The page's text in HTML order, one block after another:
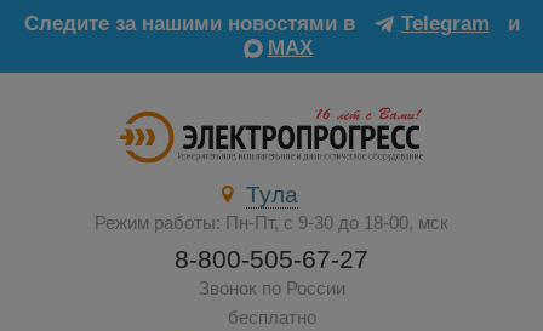
Следите за нашими новостями в Telegram
и
MAX
Тула
Режим работы: Пн-Пт, с 9-30 до 18-00, мск
8-800-505-67-27
Звонок по России
бесплатно